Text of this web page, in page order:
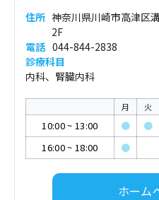
住所 神奈川県川崎市高津
2F
電話 044-844-2838
診療科目
内科、腎臓内科
月 火
10:00~ 13:00 ● ●
16:00~ 18:00 ●
ホーム